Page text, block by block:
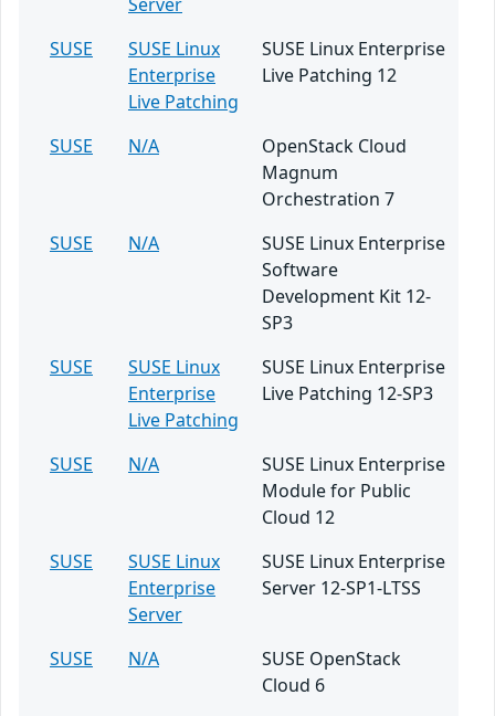
SUSE
SUSE Linux
Enterprise
Live Patching
SUSE Linux Enterprise
Live Patching 12
SUSE N/A
OpenStack Cloud
Magnum
Orchestration 7
SUSE
N/A
SUSE Linux Enterprise
Software
Development Kit 12-
SP3
SUSE
SUSE Linux
Enterprise
Live Patching
SUSE Linux Enterprise
Live Patching 12-SP3
SUSE N/A
SUSE Linux Enterprise
Module for Public
Cloud 12
SUSE
SUSE Linux
Enterprise
Server
SUSE Linux Enterprise
Server 12-SP1-LTSS
SUSE N/A
SUSE OpenStack
Cloud 6